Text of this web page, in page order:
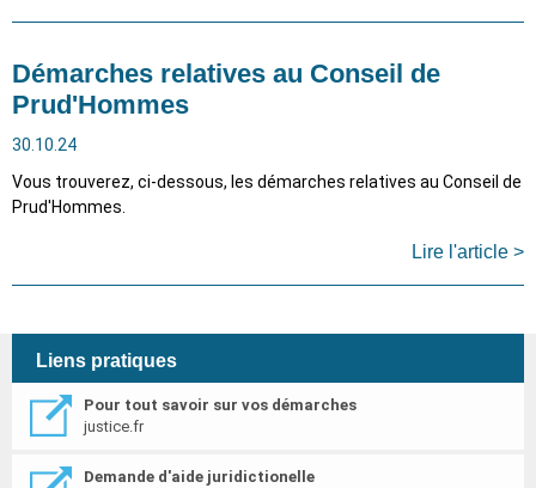
Démarches relatives au Conseil de
Prud'Hommes
30.10.24
Vous trouverez, ci-dessous, les démarches relatives au Conseil de
Prud'Hommes.
Lire l'article >
Liens pratiques
Pour tout savoir sur vos démarches
justice.fr
Demande d'aide juridictionelle